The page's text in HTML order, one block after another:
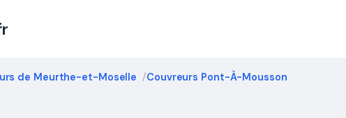
de Meurthe-et-Moselle Couvreurs Pont-À-Mousson